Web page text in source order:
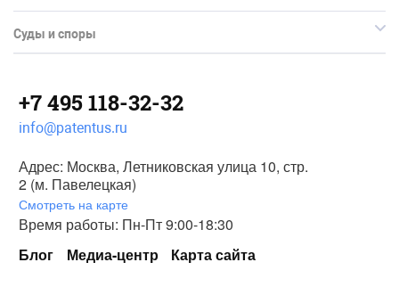
Суды и споры
+7 495 118-32-32
info@patentus.ru
Адрес: Москва, Летниковская улица 10, стр.
2 (м. Павелецкая)
Смотреть на карте
Время работы: Пн-Пт 9:00-18:30
Блог
Медиа-центр Карта сайта